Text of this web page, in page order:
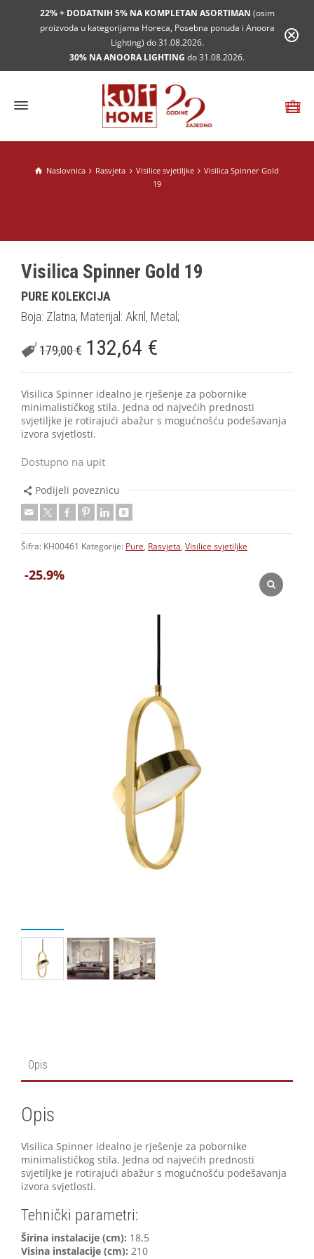
22% + DODATNIH 5% NA KOMPLETAN ASORTIMAN (osim
proizvoda u kategorijama Horeca, Posebna ponuda i Anoora
Lighting) do 31.08.2026.
30% NA ANOORA LIGHTING do 31.08.2026.
Naslovnica Rasvjeta Visilice svjetiljke
Visilica Spinner Gold
19
-25.9%
Visilica Spinner Gold 19
PURE KOLEKCIJA
Boja: Zlatna; Materijal: Akril, Metal;
179,00€ 132,64 €
Visilica Spinner idealno je rješenje za pobornike
minimalističkog stila. Jedna od najvećih prednosti
svjetiljke je rotirajući abažur s mogućnošću podešavanja
izvora svjetlosti.
Dostupno na upit
Podijeli poveznicu
Šifra: KH00461 Kategorije: Pure Rasvjeta Visilice svjetiljke
Opis
Opis
Visilica Spinner idealno je rješenje za pobornike
minimalističkog stila. Jedna od najvećih prednosti
svjetiljke je rotirajući abažur s mogućnošću podešavanja
izvora svjetlosti.
Tehnički parametri:
Širina instalacije (cm): 18,5
Visina instalacije (cm): 210